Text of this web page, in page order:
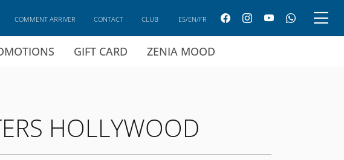
GIFT CARD ZENIA MOOD
COMMENT ARRIVER CONTACT CLUB ES/EN/FR
HOLLYWOOD